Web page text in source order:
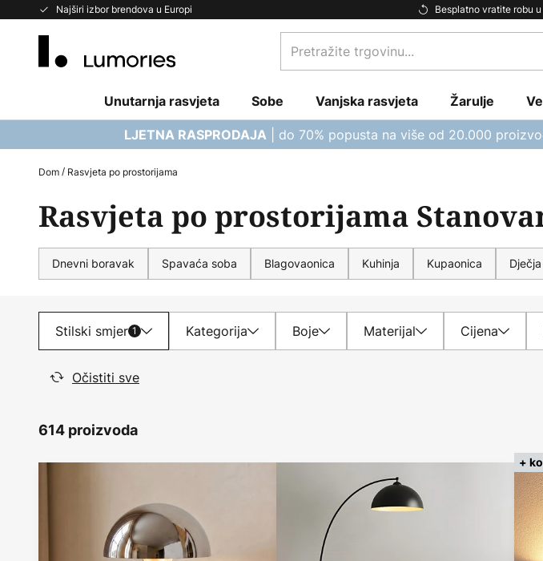
Najširi izbor brendova u Europi Besplatno vratite robu
Skip
Pretražite
trgovinu...
Unutarnja rasvjeta Sobe Vanjska rasvjeta Žarulje
LJETNA RASPRODAJA | do 70% popusta na više od 20.000
Dom Rasvjeta po prostorijama
Rasvjeta po prostorijama
Dnevni boravak Spavaća soba Blagovaonica Kuhinja Kupaonica
Stilski smjer 1 Kategorija Boje Materijal Cijena
Očistiti sve
614 proizvoda
+